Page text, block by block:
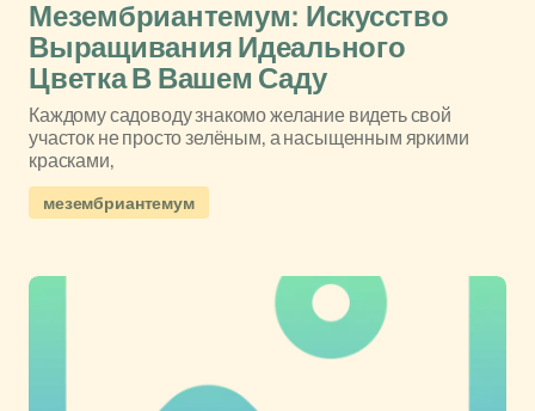
Мезембриантемум: Искусство
Выращивания Идеального
Цветка В Вашем Саду
Каждому садоводу знакомо желание видеть свой
участок не просто зелёным, а насыщенным яркими
красками,
мезембриантемум